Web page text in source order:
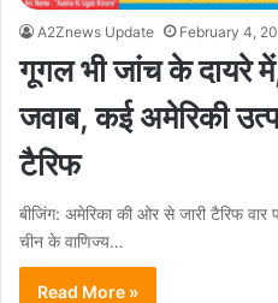
A2Znews Update February 4,
गूगल भी जांच के दायरे
जवाब, कई अमेरिकी
टैरिफ
बीजिंग: अमेरिका की ओर से जारी टैरिफ
चीन के वाणिज्य…
Read More »